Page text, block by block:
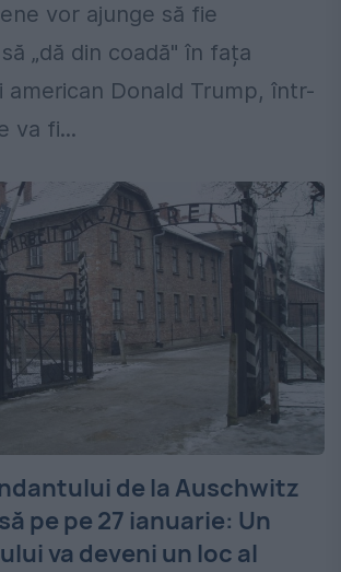
vor ajunge să fie
„dă din coadă" în fața
american Donald Trump, într-
va fi...
de la Auschwitz
pe pe 27 ianuarie: Un
va deveni un loc al